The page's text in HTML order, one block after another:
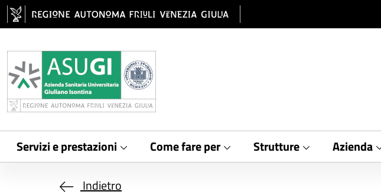
Salta al contenuto principale
Servizi e prestazioni Come fare per Strutture Azienda
Indietro